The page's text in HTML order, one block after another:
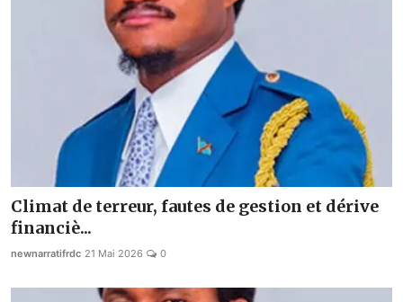
Diplomatie
Investissement
Religion
Climat de terreur, fautes de gestion et dérive
financiè...
newnarratifrdc 21 Mai 2026 0